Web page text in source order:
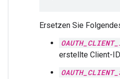
Ersetzen Sie
erstellte Client-